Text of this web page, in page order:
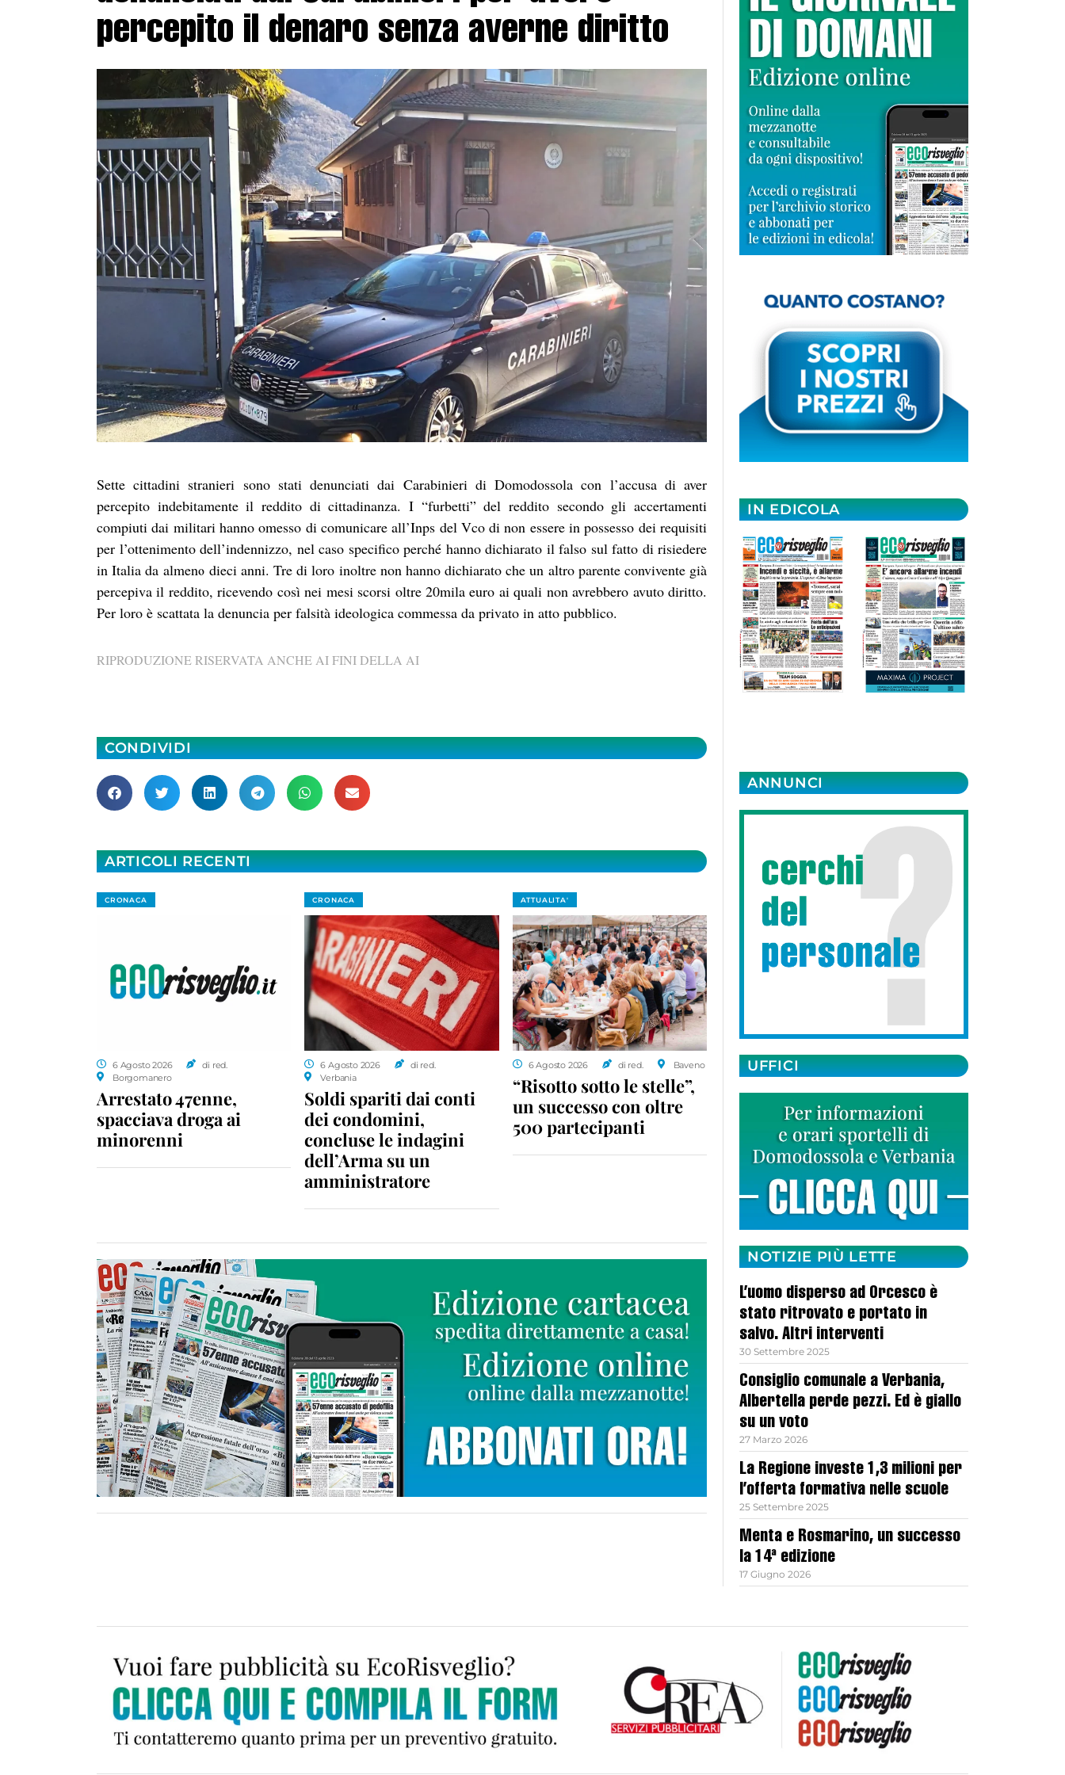
percepito il denaro senza averne diritto
Sette cittadini stranieri sono stati denunciati dai Carabinieri di Domodossola con l’accusa di aver
percepito indebitamente il reddito di cittadinanza. I “furbetti” del reddito secondo gli accertamenti
compiuti dai militari hanno omesso di comunicare all’Inps del Vco di non essere in possesso dei requisiti
per l’ottenimento dell’indennizzo, nel caso specifico perché hanno dichiarato il falso sul fatto di risiedere
in Italia da almeno dieci anni. Tre di loro inoltre non hanno dichiarato che un altro parente convivente già
percepiva il reddito, ricevendo così nei mesi scorsi oltre 20mila euro ai quali non avrebbero avuto diritto.
Per loro è scattata la denuncia per falsità ideologica commessa da privato in atto pubblico.
RIPRODUZIONE RISERVATA ANCHE AI FINI DELLA AI
CONDIVIDI
ARTICOLI RECENTI
CRONACA
6 Agosto 2026
di red.
Borgomanero
Arrestato 47enne,
spacciava droga ai
minorenni
CRONACA
6 Agosto 2026
di red.
Verbania
Soldi spariti dai conti
dei condomini,
concluse le indagini
dell’Arma su un
amministratore
ATTUALITA'
6 Agosto 2026 di red. Baveno
“Risotto sotto le stelle”,
un successo con oltre
500 partecipanti
IN EDICOLA
ANNUNCI
UFFICI
NOTIZIE PIÙ LETTE
L’uomo disperso ad Orcesco è
stato ritrovato e portato in
salvo. Altri interventi
30 Settembre 2025
Consiglio comunale a Verbania,
Albertella perde pezzi. Ed è giallo
su un voto
27 Marzo 2026
La Regione investe 1,3 milioni per
l’offerta formativa nelle scuole
25 Settembre 2025
Menta e Rosmarino, un successo
la 14ª edizione
17 Giugno 2026